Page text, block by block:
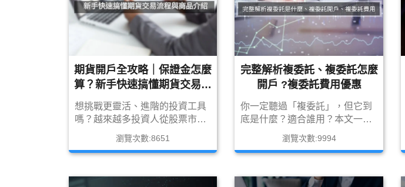
期貨開戶全攻略｜保證金怎麼
算？新手快速搞懂期貨交易流
程與商品介紹
想挑戰更靈活、進階的投資工具
嗎？越來越多投資人從股票市場
進階到「期貨交易」，但你知道
期貨要怎麼開戶嗎？
瀏覽次數:8651
完整解析複委託、複委託怎麼
開戶 ?複委託費用優惠
你一定聽過「複委託」，但它到
底是什麼？適合誰用？本文一次
搞懂複委託的定義、開戶流程、
費用結構與優缺點，並幫你比較
複委託與海外券商的差異，幫助
瀏覽次數:9994